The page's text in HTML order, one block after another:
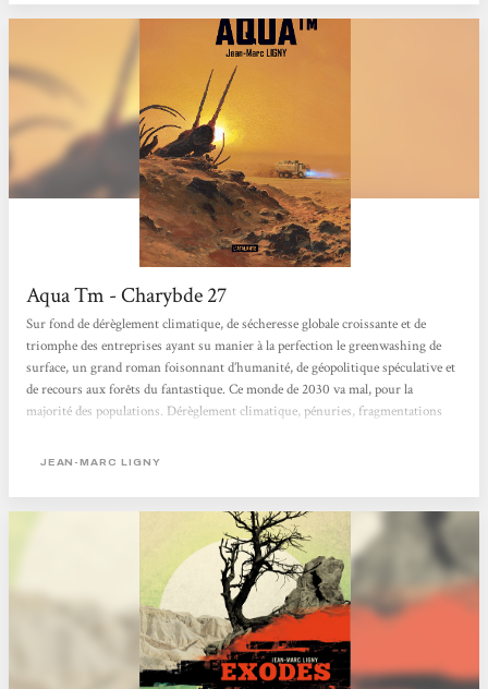
Aqua Tm - Charybde 27
Sur fond de dérèglement climatique, de sécheresse globale croissante et de
triomphe des entreprises ayant su manier à la perfection le greenwashing de
surface, un grand roman foisonnant d’humanité, de géopolitique spéculative et
de recours aux forêts du fantastique. Ce monde de 2030 va mal, pour la
majorité des populations. Dérèglement climatique, pénuries, fragmentations
entreprises multinationales, bardées de leurs avocats et de leurs droits
JEAN-MARC LIGNY